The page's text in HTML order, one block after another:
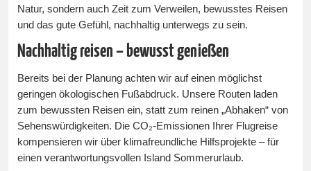
Natur, sondern auch Zeit zum Verweilen, bewusstes Reisen
und das gute Gefühl, nachhaltig unterwegs zu sein.
Nachhaltig reisen – bewusst genießen
Bereits bei der Planung achten wir auf einen möglichst
geringen ökologischen Fußabdruck. Unsere Routen laden
zum bewussten Reisen ein, statt zum reinen „Abhaken“ von
Sehenswürdigkeiten. Die CO₂-Emissionen Ihrer Flugreise
kompensieren wir über klimafreundliche Hilfsprojekte – für
einen verantwortungsvollen Island Sommerurlaub.